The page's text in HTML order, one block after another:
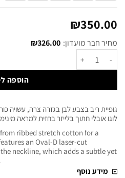
₪350.00
מחיר חבר מועדון: ₪326.00
הוספה
גופיית ריב בצבע לבן בגזרה צרה, עשויה
לוגו אובלי חתוך בלייזר בחזית למראה
ribbed stretch cotton for a
an Oval-D laser-cut
neckline, which adds a subtle yet
מידע נוסף